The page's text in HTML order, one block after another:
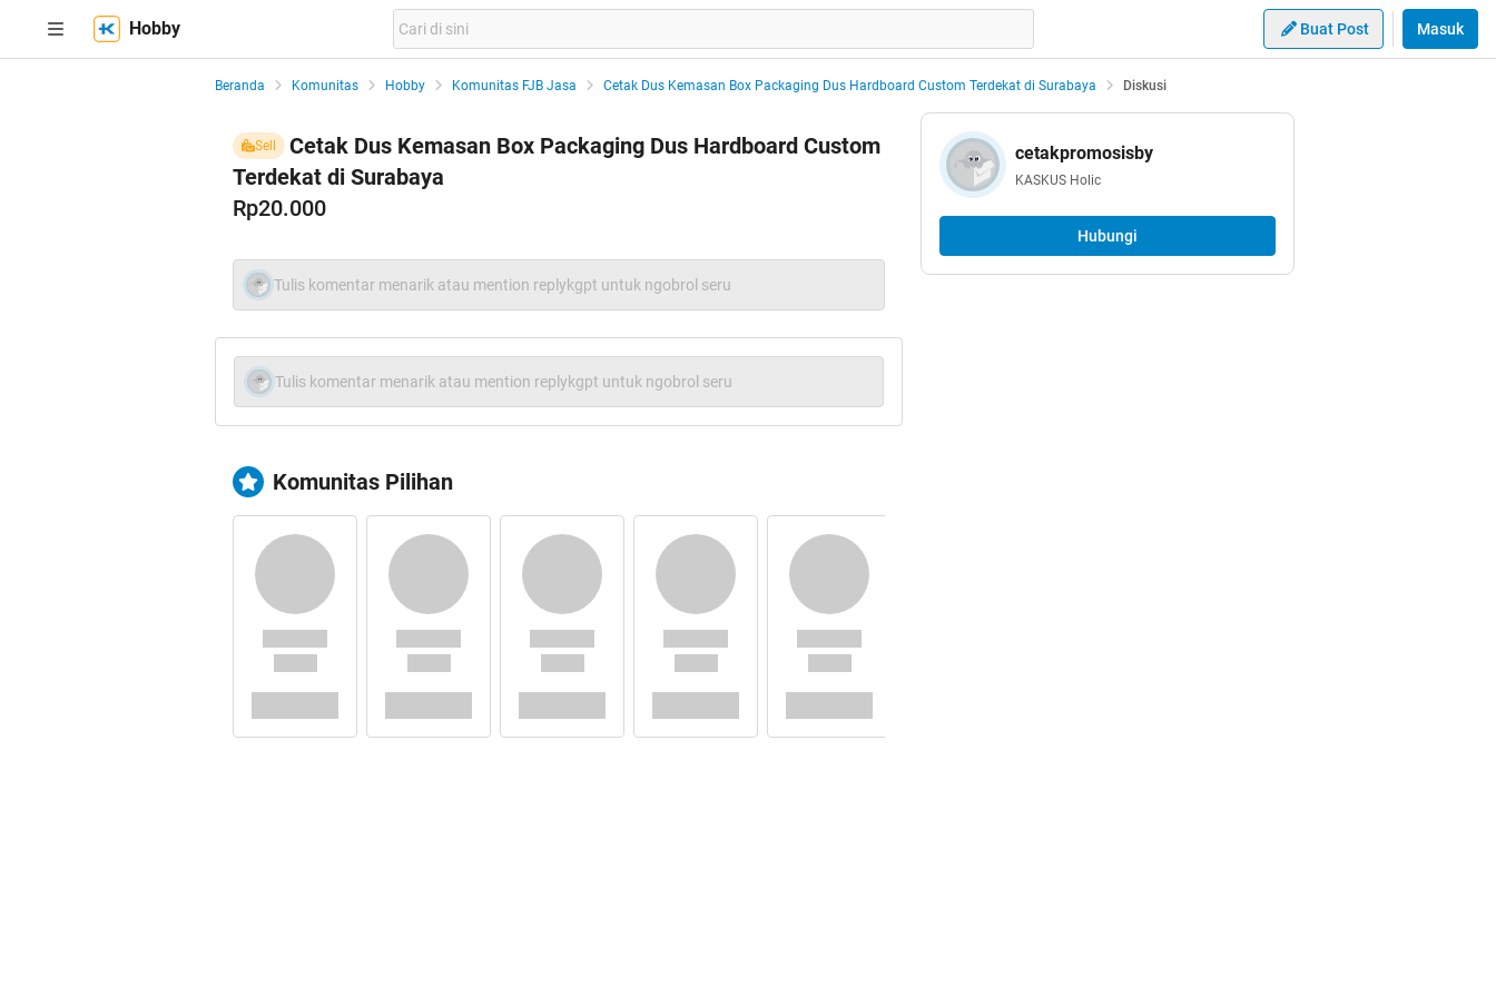
Hobby Buat Post Masuk
Beranda Komunitas Hobby Komunitas FJB Jasa Cetak Dus Kemasan Box Packaging Dus Hardboard Custom Terdekat di Surabaya Diskusi
Sell
Cetak Dus Kemasan Box Packaging Dus Hardboard Custom
Terdekat di Surabaya
Rp20.000
Tulis komentar menarik atau mention replykgpt untuk ngobrol seru
Tulis komentar menarik atau mention replykgpt untuk ngobrol seru
Komunitas Pilihan
cetakpromosisby
KASKUS Holic
Hubungi